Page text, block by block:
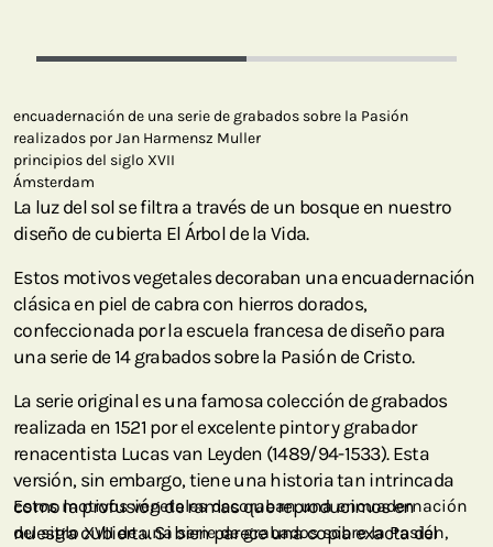
encuadernación de una serie de grabados sobre la Pasión
realizados por Jan Harmensz Muller
principios del siglo XVII
Ámsterdam
La luz del sol se filtra a través de un bosque en nuestro
diseño de cubierta El Árbol de la Vida.
Estos motivos vegetales decoraban una encuadernación
clásica en piel de cabra con hierros dorados,
confeccionada por la escuela francesa de diseño para
una serie de 14 grabados sobre la Pasión de Cristo.
La serie original es una famosa colección de grabados
realizada en 1521 por el excelente pintor y grabador
renacentista Lucas van Leyden (1489/94-1533). Esta
versión, sin embargo, tiene una historia tan intrincada
como la profusión de ramas que reproducimos en
nuestra cubierta. Si bien parece una copia exacta del
Estos motivos vegetales decoraban una encuadernación
del siglo XVII de una serie de grabados sobre la Pasión,